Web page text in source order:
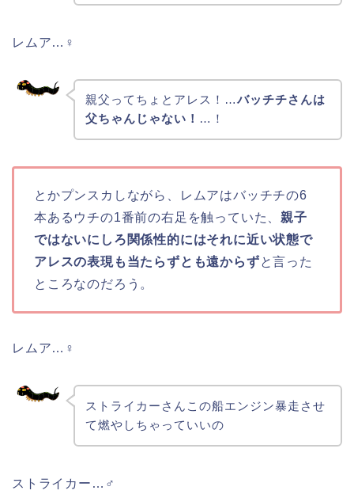
レムア…♀
親父ってちょとアレス！…バッチチさんは
父ちゃんじゃない！ …！
とかプンスカしながら、レムアはバッチチの6
本あるウチの1番前の右足を触っていた、親子
ではないにしろ関係性的にはそれに近い状態で
アレスの表現も当たらずとも遠からずと言った
ところなのだろう。
レムア…♀
ストライカーさんこの船エンジン暴走させ
て燃やしちゃっていいの
ストライカー…♂